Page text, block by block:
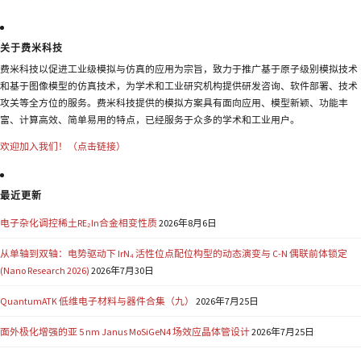
关于费米科技
费米科技以促进工业级模拟与仿真的应用为宗旨，致力于推广基于原子级别模拟技术
和基于图像模型的仿真技术，为学术和工业研究机构提供研发咨询、软件部署、技术
攻关等全方位的服务。费米科技提供的模拟方案具有面向应用、模型新颖、功能丰
富、计算高效、简单易用的特点，已经服务于众多的学术和工业用户。
欢迎加入我们！（点击链接）
最近更新
电子杂化调控稀土RE₂In合金相变性质2026年8月6日
从单轴到双轴：电势驱动下 IrN₄ 活性位点配位构型的动态演变与 C-N 偶联前体锁定
(Nano Research 2026) 2026年7月30日
QuantumATK 低维电子材料与器件合集（九） 2026年7月25日
面外极化增强的亚 5 nm Janus MoSiGeN4 场效应晶体管设计2026年7月25日